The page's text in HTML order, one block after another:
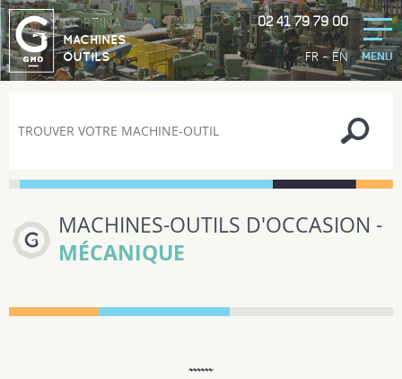
FR-EN
GORTINA
MACHINES
OUTILS
02 41 79 79 00
MENU
MACHINES-OUTILS D'OCCASION -
MÉCANIQUE